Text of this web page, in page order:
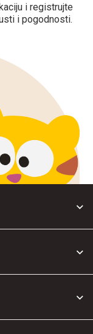
i registrujte
i pogodnosti.